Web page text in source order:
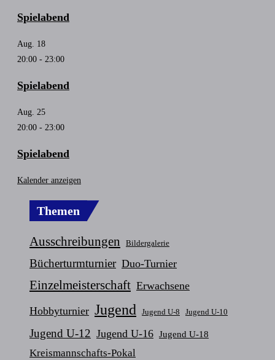
Spielabend
Aug. 18
20:00 - 23:00
Spielabend
Aug. 25
20:00 - 23:00
Spielabend
Kalender anzeigen
Themen
Ausschreibungen Bildergalerie
Bücherturmturnier Duo-Turnier
Einzelmeisterschaft Erwachsene
Hobbyturnier Jugend Jugend U-8 Jugend U-10
Jugend U-12 Jugend U-16 Jugend U-18
Kreismannschafts-Pokal